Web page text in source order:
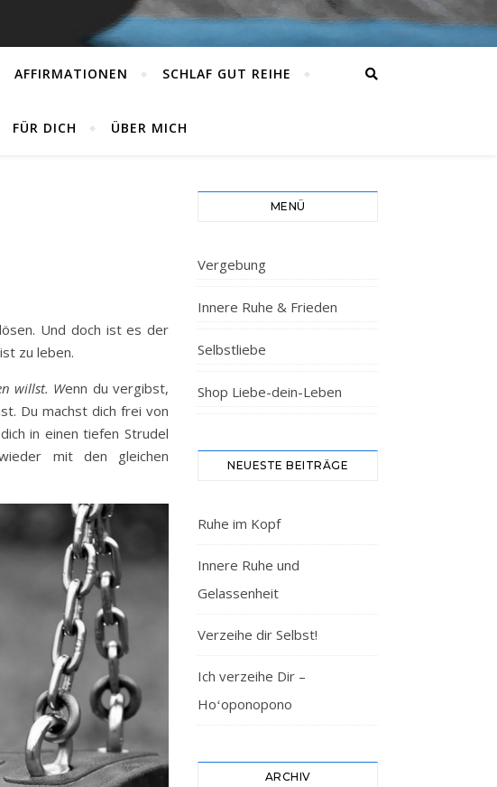
AFFIRMATIONEN SCHLAF GUT REIHE
FÜR DICH ÜBER MICH
Und doch ist es der
zu leben.
willst. Wenn du vergibst,
Du machst dich frei von
in einen tiefen Strudel
mit den gleichen
MENÜ
Vergebung
Innere Ruhe & Frieden
Selbstliebe
Shop Liebe-dein-Leben
NEUESTE BEITRÄGE
Ruhe im Kopf
Innere Ruhe und
Gelassenheit
Verzeihe dir Selbst!
Ich verzeihe Dir –
Hoʻoponopono
ARCHIV